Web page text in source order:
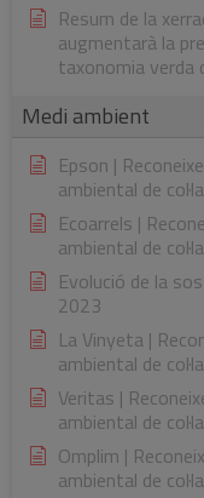
Resum de la
augmentarà la
taxonomia verda
Medi ambient
Epson |
ambiental de
Ecoarrels |
ambiental de
Evolució de la
2023
La Vinyeta |
ambiental de
Veritas |
ambiental de
Omplim |
ambiental de